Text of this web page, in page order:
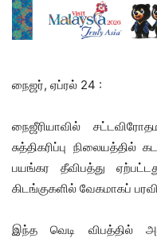
நைஜர், ஏப்ரல் 24 :
நைஜீரியாவில்
சுத்திகரிப்பு
பயங்கர தீவிபத்து
கிடங்குகளில் வேகமாகப்
இந்த வெடி விபத்தில்